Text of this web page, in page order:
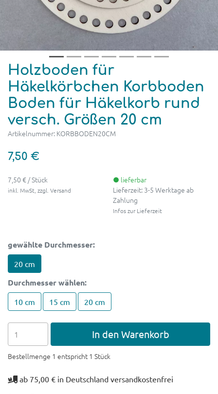
Holzboden für
Häkelkörbchen Korbboden
Boden für Häkelkorb rund
versch. Größen 20 cm
Artikelnummer: KORBBODEN20CM
7,50 €
7,50 € / Stück
inkl. MwSt, zzgl. Versand
● lieferbar
Lieferzeit: 3-5 Werktage ab
Zahlung
Infos zur Lieferzeit
gewählte Durchmesser:
20 cm
Durchmesserwählen:
10 cm 15 cm 20 cm
In den Warenkorb
Bestellmenge 1 entspricht 1 Stück
ab 75,00 € in Deutschland versandkostenfrei